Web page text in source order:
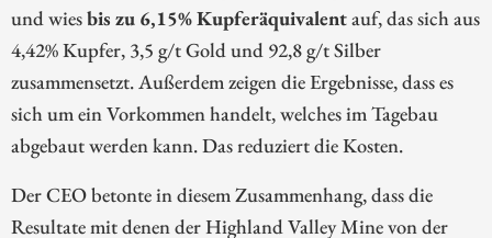
und wiesbis zu 6,15% Kupferäquivalentauf, das sich aus
4,42% Kupfer, 3,5 g/t Gold und 92,8 g/t Silber
zusammensetzt. Außerdem zeigen die Ergebnisse, dass es
sich um ein Vorkommen handelt, welches im Tagebau
abgebaut werden kann. Das reduziert die Kosten.
Der CEO betonte in diesem Zusammenhang, dass die
Resultate mit denen der Highland Valley Mine von der